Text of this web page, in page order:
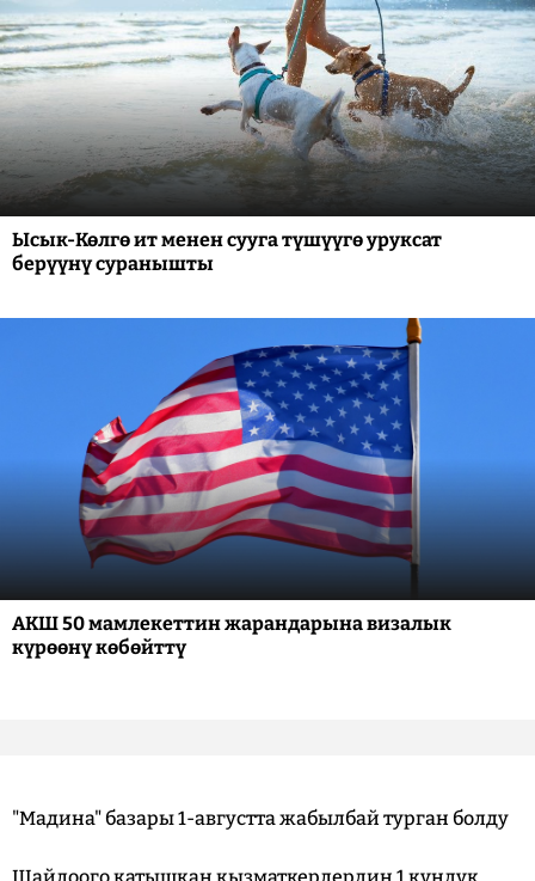
Ысык-Көлгө ит менен сууга түшүүгө уруксат
берүүнү суранышты
АКШ 50 мамлекеттин жарандарына визалык
күрөөнү көбөйттү
"Мадина" базары 1-августта жабылбай турган болду
Шайлоого катышкан кызматкерлердин 1 күндүк